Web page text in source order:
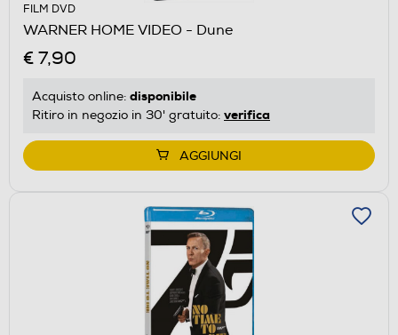
FILM DVD
WARNER HOME VIDEO - Dune
€ 7,90
Acquisto online: disponibile
Ritiro in negozio in 30' gratuito: verifica
AGGIUNGI